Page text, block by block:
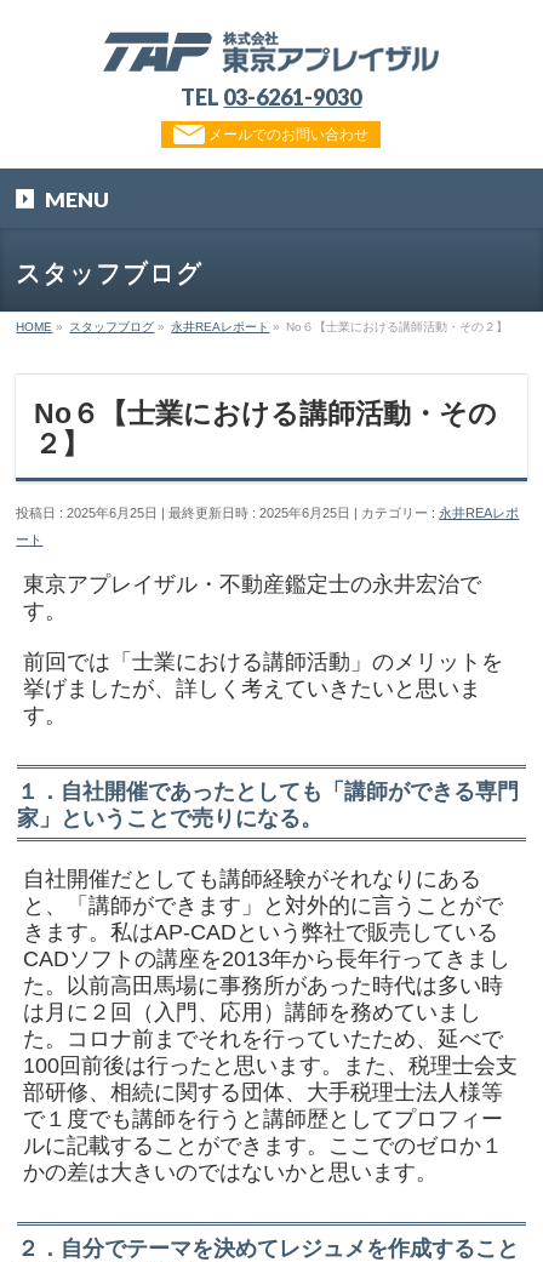
TEL 03-6261-9030
メールでのお問い合わせ
MENU
スタッフブログ
HOME » スタッフブログ » 永井REAレポート » No６【士業における講師活動・その２】
No６【士業における講師活動・その
２】
投稿日 : 2025年6月25日 最終更新日時 : 2025年6月25日 カテゴリー :永井REAレポ
ート
東京アプレイザル・不動産鑑定士の永井宏治で
す。
前回では「士業における講師活動」のメリットを
挙げましたが、詳しく考えていきたいと思いま
す。
１．自社開催であったとしても「講師ができる専門
家」ということで売りになる。
自社開催だとしても講師経験がそれなりにある
と、「講師ができます」と対外的に言うことがで
きます。私はAP-CADという弊社で販売している
CADソフトの講座を2013年から長年行ってきまし
た。以前高田馬場に事務所があった時代は多い時
は月に２回（入門、応用）講師を務めていまし
た。コロナ前までそれを行っていたため、延べで
100回前後は行ったと思います。また、税理士会支
部研修、相続に関する団体、大手税理士法人様等
で１度でも講師を行うと講師歴としてプロフィー
ルに記載することができます。ここでのゼロか１
かの差は大きいのではないかと思います。
２．自分でテーマを決めてレジュメを作成すること